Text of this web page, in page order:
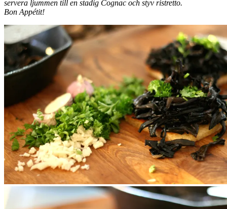
servera ljummen till en stadig Cognac och styv ristretto.
Bon Appétit!